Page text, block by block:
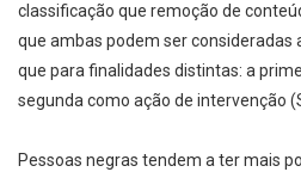
classificação que remoção de
que ambas podem ser consideradas
que para finalidades distintas: a
segunda como ação de intervenção
Pessoas negras tendem a ter mais